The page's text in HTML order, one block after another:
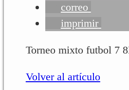
correo
imprimir
Torneo mixto futbol 7
Volver al artículo